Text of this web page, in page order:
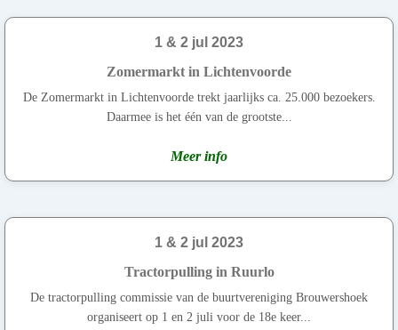
1 & 2 jul 2023
Zomermarkt in Lichtenvoorde
De Zomermarkt in Lichtenvoorde trekt jaarlijks ca. 25.000 bezoekers.
Daarmee is het één van de grootste...
Meer info
1 & 2 jul 2023
Tractorpulling in Ruurlo
De tractorpulling commissie van de buurtvereniging Brouwershoek
organiseert op 1 en 2 juli voor de 18e keer...